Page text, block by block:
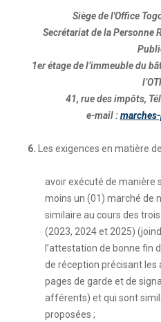
Siège de l'Office
Secrétariat de la Personne
1er étage de l’immeuble du
41, rue des impôts,
e-mail :
6. Les exigences en matière
avoir exécuté de manière
moins un (01) marché de
similaire au cours des
(2023, 2024 et 2025)
l’attestation de bonne fin
de réception précisant les
pages de garde et de
afférents) et qui sont
proposées ;